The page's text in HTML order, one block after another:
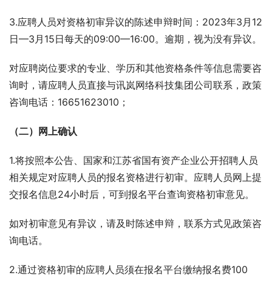
3.应聘人员对资格初审异议的陈述申辩时间：2023年3月12
日—3月15日每天的09:00—16:00。逾期，视为没有异议。
对应聘岗位要求的专业、学历和其他资格条件等信息需要咨
询时，请应聘人员直接与讯岚网络科技集团公司联系，政策
咨询电话：16651623010；
（二）网上确认
1.将按照本公告、国家和江苏省国有资产企业公开招聘人员
相关规定对应聘人员的报名资格进行初审。应聘人员网上提
交报名信息24小时后，可到报名平台查询资格初审意见。
如对初审意见有异议，请及时陈述申辩，联系方式见政策咨
询电话。
2.通过资格初审的应聘人员须在报名平台缴纳报名费100